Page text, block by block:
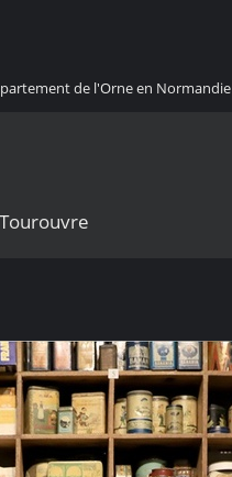
de l'Orne en Normandie